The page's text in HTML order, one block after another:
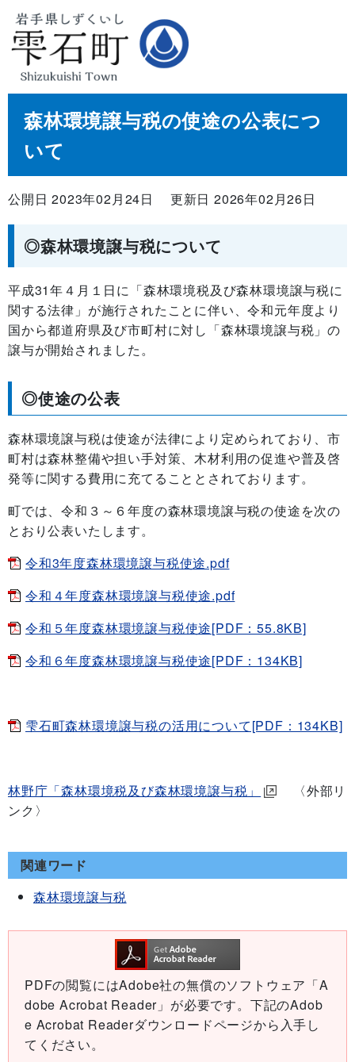
森林環境譲与税の使途の公表につ
いて
公開日 2023年02月24日 更新日 2026年02月26日
◎森林環境譲与税について
平成31年４月１日に「森林環境税及び森林環境譲与税に
関する法律」が施行されたことに伴い、令和元年度より
国から都道府県及び市町村に対し「森林環境譲与税」の
譲与が開始されました。
◎使途の公表
森林環境譲与税は使途が法律により定められており、市
町村は森林整備や担い手対策、木材利用の促進や普及啓
発等に関する費用に充てることとされております。
町では、令和３～６年度の森林環境譲与税の使途を次の
とおり公表いたします。
令和3年度森林環境譲与税使途.pdf
令和４年度森林環境譲与税使途.pdf
令和５年度森林環境譲与税使途[PDF：55.8KB]
令和６年度森林環境譲与税使途[PDF：134KB]
雫石町森林環境譲与税の活用について[PDF：134KB]
林野庁「森林環境税及び森林環境譲与税」
〈外部リ
ンク〉
関連ワード
森林環境譲与税
PDFの閲覧にはAdobe社の無償のソフトウェア「A
dobe Acrobat Reader」が必要です。下記のAdob
e Acrobat Readerダウンロードページから入手し
てください。